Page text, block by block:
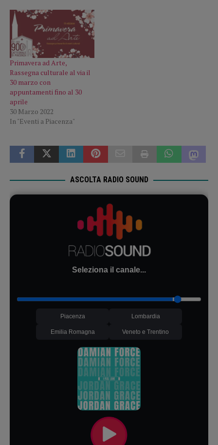
Primavera ad Arte,
Rassegna culturale al via il
30 marzo con
appuntamenti fino al 30
aprile
30 Marzo 2022
In "Eventi a Piacenza"
ASCOLTA RADIO SOUND
Seleziona il canale...
Piacenza Lombardia
Emilia Romagna Veneto e Trentino